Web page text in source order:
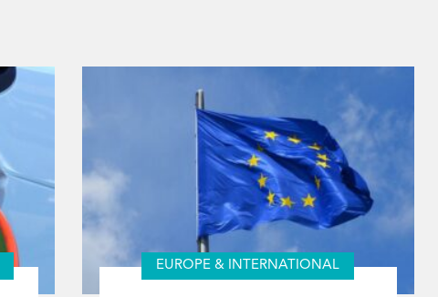
EUROPE & INTERNATIONAL